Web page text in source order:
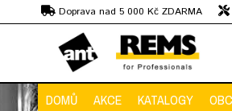
Doprava nad 5 000 Kč ZDARMA
Předvedení strojů
DOMŮ AKCE KATALOGY